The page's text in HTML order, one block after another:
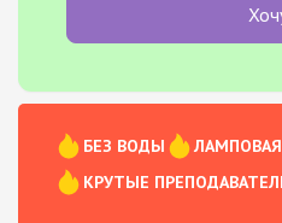
БЕЗ ВОДЫ
КРУТЫЕ